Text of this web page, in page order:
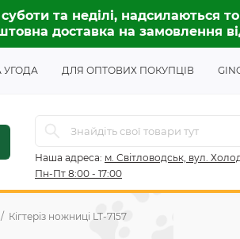
та неділі, надсилаються
доставка на замовлення
УГОДА ДЛЯ ОПТОВИХ ПОКУПЦІВ
Наша адреса: м. Світловодськ, вул.
Пн-Пт 8:00 - 17:00
Кігтеріз ножниці LT-7157